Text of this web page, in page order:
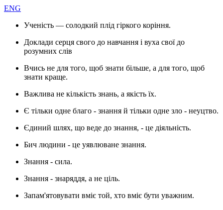
ENG
Ученість — солодкий плід гіркого коріння.
Доклади серця свого до навчання і вуха свої до
розумних слів
Вчись не для того, щоб знати більше, а для того, щоб
знати краще.
Важлива не кількість знань, а якість їх.
Є тільки одне благо - знання й тільки одне зло - неуцтво.
Єдиний шлях, що веде до знання, - це діяльність.
Бич людини - це уявлюване знання.
Знання - сила.
Знання - знаряддя, а не ціль.
Запам'ятовувати вміє той, хто вміє бути уважним.